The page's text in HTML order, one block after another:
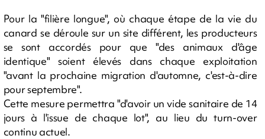
Pour la "filière longue", où chaque étape de la vie du
canard se déroule sur un site différent, les producteurs
se sont accordés pour que "des animaux d'âge
identique" soient élevés dans chaque exploitation
"avant la prochaine migration d'automne, c'est-à-dire
pour septembre".
Cette mesure permettra "d'avoir un vide sanitaire de 14
jours à l'issue de chaque lot", au lieu du turn-over
continu actuel.